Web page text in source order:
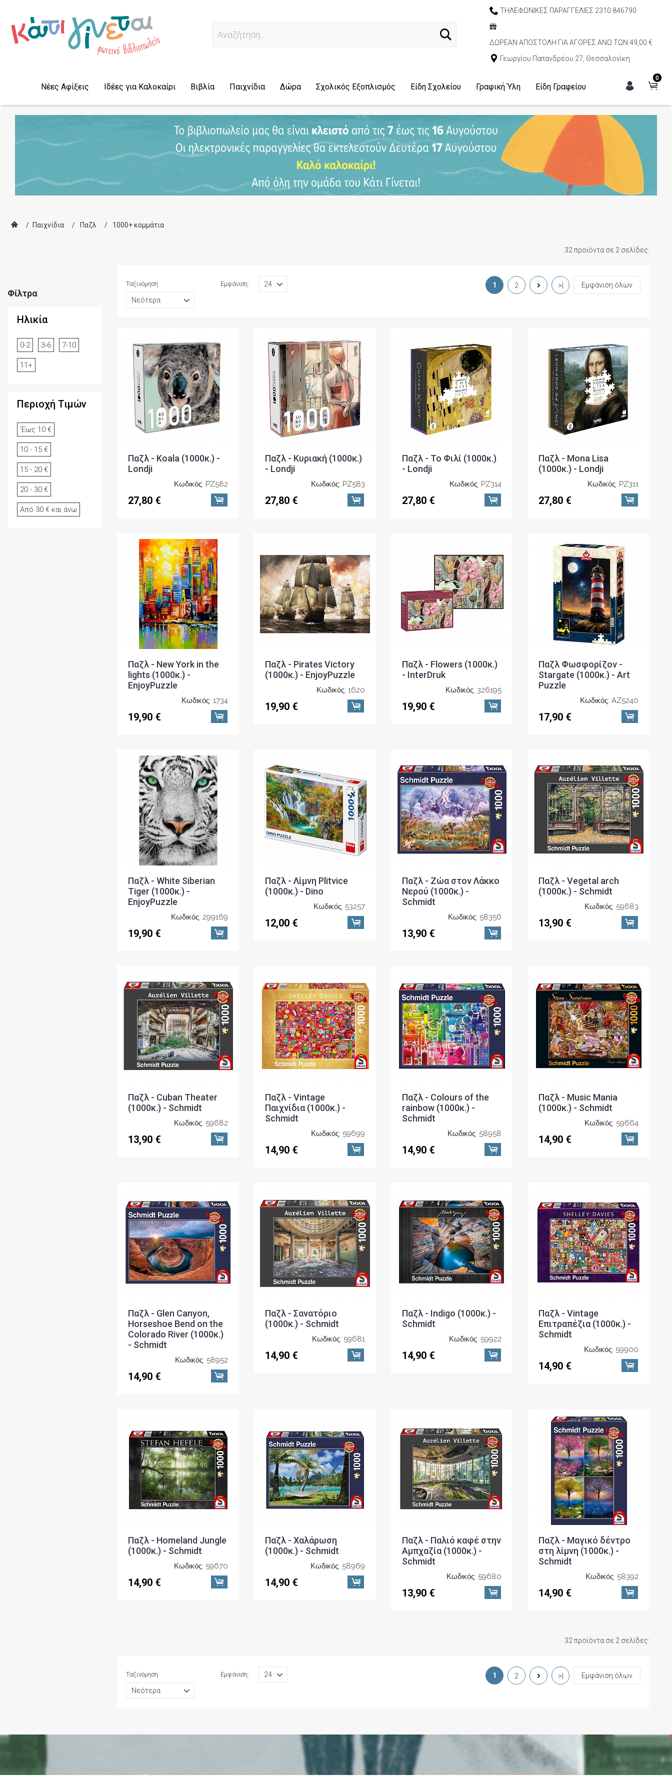
Ψάχνω γι
ΤΗΛΕΦΩΝΙΚΕΣ ΠΑΡΑΓΓΕΛΙΕΣ 2310 846790
ΔΩΡΕΑΝ ΑΠΟΣΤΟΛΗ ΓΙΑ ΑΓΟΡΕΣ ΑΝΩ ΤΩΝ 49,00 €
Γεωργίου Παπανδρέου 27, Θεσσαλονίκη
0
Νέες Αφίξεις Ιδέες για Καλοκαίρι Βιβλία Παιχνίδια Δώρα Σχολικός Εξοπλισμός Είδη Σχολείου Γραφική Ύλη Είδη Γραφείου
/ Παιχνίδια / Παζλ / 1000+ κομμάτια
Φίλτρα
Ηλικία
0-2 3-6 7-10
11+
Περιοχή Τιμών
'Εως 10 €
10 - 15 €
15 - 20 €
20 - 30 €
Από 30 € και άνω
32 προϊόντα σε 2 σελίδες:
Ταξινόμηση: Εμφάνιση: 1 2 >| Εμφάνιση όλων
Παζλ - Koala (1000κ.) -
Londji
Κωδικός: PZ582
27,80 €
Παζλ - Κυριακή (1000κ.)
- Londji
Κωδικός: PZ583
27,80 €
Παζλ - Το Φιλί (1000κ.)
- Londji
Κωδικός: PZ314
27,80 €
Παζλ - Mona Lisa
(1000κ.) - Londji
Κωδικός: PZ311
27,80 €
Παζλ - New York in the
lights (1000κ.) -
EnjoyPuzzle
Κωδικός: 1734
19,90 €
Παζλ - Pirates Victory
(1000κ.) - EnjoyPuzzle
Κωδικός: 1620
19,90 €
Παζλ - Flowers (1000κ.)
- InterDruk
Κωδικός: 326195
19,90 €
Παζλ Φωσφορίζον -
Stargate (1000κ.) - Art
Puzzle
Κωδικός: AZ5240
17,90 €
Παζλ - White Siberian
Tiger (1000κ.) -
EnjoyPuzzle
Κωδικός: 299169
19,90 €
Παζλ - Λίμνη Plitvice
(1000κ.) - Dino
Κωδικός: 53257
12,00 €
Παζλ - Ζώα στον Λάκκο
Νερού (1000κ.) -
Schmidt
Κωδικός: 58356
13,90 €
Παζλ - Vegetal arch
(1000κ.) - Schmidt
Κωδικός: 59683
13,90 €
Παζλ - Cuban Theater
(1000κ.) - Schmidt
Κωδικός: 59682
13,90 €
Παζλ - Vintage
Παιχνίδια (1000κ.) -
Schmidt
Κωδικός: 59699
14,90 €
Παζλ - Colours of the
rainbow (1000κ.) -
Schmidt
Κωδικός: 58958
14,90 €
Παζλ - Music Mania
(1000κ.) - Schmidt
Κωδικός: 59664
14,90 €
Παζλ - Glen Canyon,
Horseshoe Bend on the
Colorado River (1000κ.)
- Schmidt
Κωδικός: 58952
14,90 €
Παζλ - Σανατόριο
(1000κ.) - Schmidt
Κωδικός: 59681
14,90 €
Παζλ - Indigo (1000κ.) -
Schmidt
Κωδικός: 59922
14,90 €
Παζλ - Vintage
Επιτραπέζια (1000κ.) -
Schmidt
Κωδικός: 59900
14,90 €
Παζλ - Homeland Jungle
(1000κ.) - Schmidt
Κωδικός: 59670
14,90 €
Παζλ - Χαλάρωση
(1000κ.) - Schmidt
Κωδικός: 58969
14,90 €
Παζλ - Παλιό καφέ στην
Αμπχαζία (1000κ.) -
Schmidt
Κωδικός: 59680
13,90 €
Παζλ - Μαγικό δέντρο
στη λίμνη (1000κ.) -
Schmidt
Κωδικός: 58392
14,90 €
32 προϊόντα σε 2 σελίδες:
Ταξινόμηση: Εμφάνιση: 1 2 >| Εμφάνιση όλων